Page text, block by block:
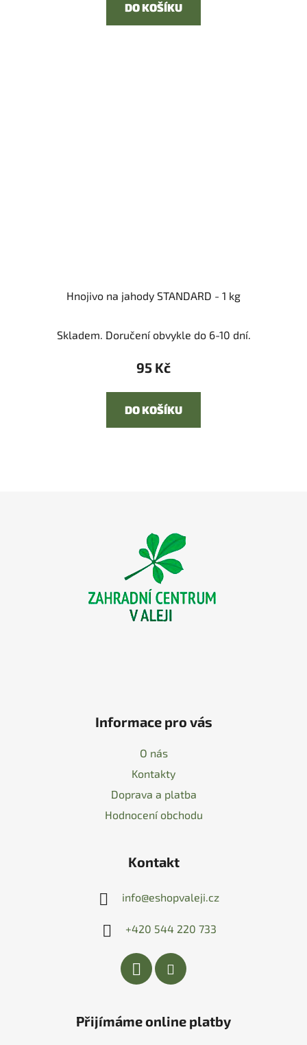
DO KOŠÍKU
Hnojivo na jahody STANDARD - 1 kg
Skladem. Doručení obvykle do 6-10 dní.
95 Kč
DO KOŠÍKU
Informace pro vás
O nás
Kontakty
Doprava a platba
Hodnocení obchodu
Kontakt
info@eshopvaleji.cz
+420 544 220 733
Přijímáme online platby